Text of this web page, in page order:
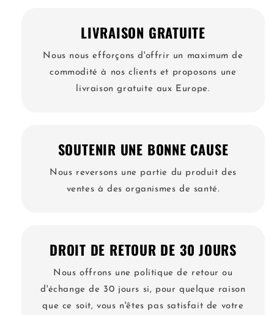
LIVRAISON GRATUITE
Nous nous efforçons d'offrir un maximum de
commodité à nos clients et proposons une
livraison gratuite aux Europe.
SOUTENIR UNE BONNE CAUSE
Nous reversons une partie du produit des
ventes à des organismes de santé.
DROIT DE RETOUR DE 30 JOURS
Nous offrons une politique de retour ou
d'échange de 30 jours si, pour quelque raison
que ce soit, vous n'êtes pas satisfait de votre